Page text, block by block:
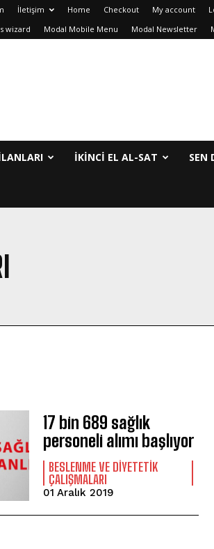
İletişim Home Checkout My account
wizard Modal Mobile Menu Modal Newsletter
IKINCI EL AL-SAT SEN
17 bin 689 sağlık
personeli alımı başlıyor
BESLENME VE DIYETETIK
ÇALIŞMALARI
01 Aralık 2019